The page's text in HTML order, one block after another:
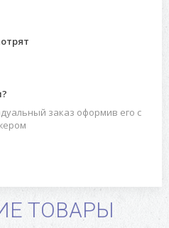
заказ оформив его с
ТОВАРЫ